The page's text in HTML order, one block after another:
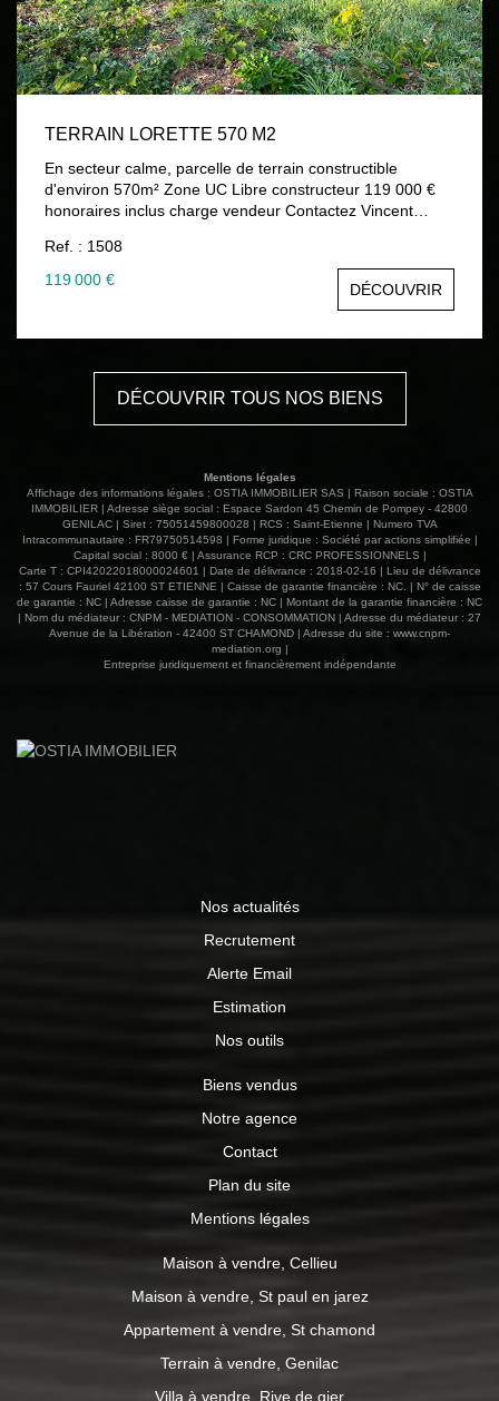
TERRAIN LORETTE 570 M2
En secteur calme, parcelle de terrain constructible
d'environ 570m² Zone UC Libre constructeur 119 000 €
honoraires inclus charge vendeur Contactez Vincent
au RSAC ST ETIENNE 482 048 766 04 77 52 88 80
www.ostiaimmobilier.fr Les informations sur les risques
auxquels ce bien est exposé sont disponibles sur le site
Ref. : 1508
119 000 €
DÉCOUVRIR
DÉCOUVRIR TOUS NOS BIENS
Mentions légales
Affichage des informations légales : OSTIA IMMOBILIER SAS | Raison sociale : OSTIA
IMMOBILIER | Adresse siège social : Espace Sardon 45 Chemin de Pompey - 42800
GENILAC | Siret : 75051459800028 | RCS : Saint-Etienne | Numero TVA
Intracommunautaire : FR79750514598 | Forme juridique : Société par actions simplifiée |
Capital social : 8000 € | Assurance RCP : CRC PROFESSIONNELS |
Carte T : CPI42022018000024601 | Date de délivrance : 2018-02-16 | Lieu de délivrance
: 57 Cours Fauriel 42100 ST ETIENNE | Caisse de garantie financière : NC. | N° de caisse
de garantie : NC | Adresse caisse de garantie : NC | Montant de la garantie financière : NC
| Nom du médiateur : CNPM - MEDIATION - CONSOMMATION | Adresse du médiateur : 27
Avenue de la Libération - 42400 ST CHAMOND | Adresse du site : www.cnpm-
mediation.org |
Entreprise juridiquement et financièrement indépendante
Nos actualités
Recrutement
Alerte Email
Estimation
Nos outils
Biens vendus
Notre agence
Contact
Plan du site
Mentions légales
Maison à vendre, Cellieu
Maison à vendre, St paul en jarez
Appartement à vendre, St chamond
Terrain à vendre, Genilac
Villa à vendre, Rive de gier